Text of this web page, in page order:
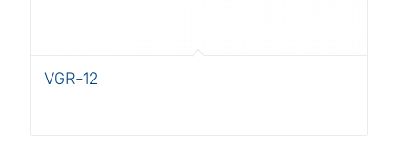
VGR-12